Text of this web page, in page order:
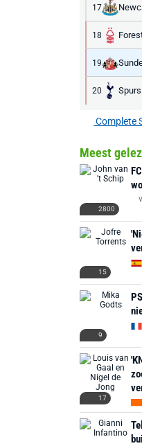
17
18
19
20 Spurs
Complete
Meest
2800
15
9
17